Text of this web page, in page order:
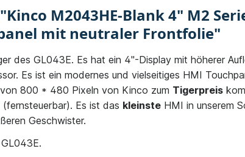
M2043HE-Blank 4" M2
mit neutraler Frontfolie"
des GL043E. Es hat ein 4"-Display mit höherer
Es ist ein modernes und vielseitiges HMI
800 * 480 Pixeln von Kinco zum Tigerpreis
Es ist das kleinste HMI in unserem
Geschwister.